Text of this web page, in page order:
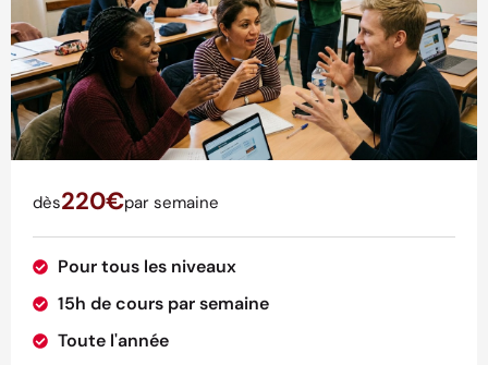
dès220€par semaine
Pour tous les niveaux
15h de cours par semaine
Toute l'année